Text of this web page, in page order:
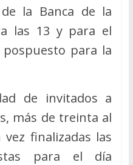
la Banca de la
las 13 y para el
para la
de invitados a
más de treinta al
finalizadas las
para el día